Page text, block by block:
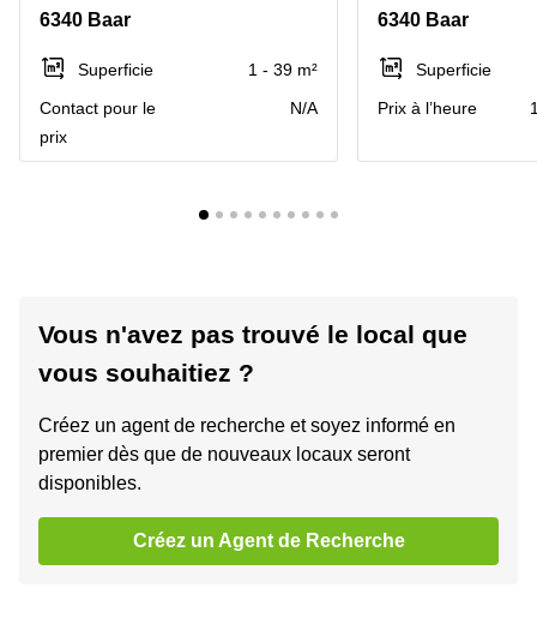
6340 Baar
Superficie
1 - 39 m²
Contact pour le
prix
N/A
6340 Baar
Superficie
Prix à l’heure
Vous n'avez pas trouvé le local que
vous souhaitiez ?
Créez un agent de recherche et soyez informé en
premier dès que de nouveaux locaux seront
disponibles.
Créez un Agent de Recherche